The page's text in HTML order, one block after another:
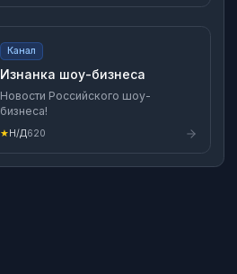
Канал
Изнанка шоу-бизнеса
Новости Российского шоу-
бизнеса!
★ Н/Д620